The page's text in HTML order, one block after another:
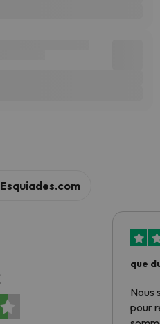
Esquiades.com
que
Nous
pour